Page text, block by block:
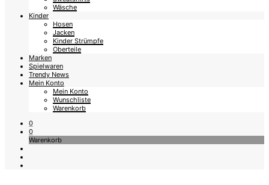
Wäsche
Kinder
Hosen
Jacken
Kinder Strümpfe
Oberteile
Marken
Spielwaren
Trendy News
Mein Konto
Mein Konto
Wunschliste
Warenkorb
0
0
Warenkorb